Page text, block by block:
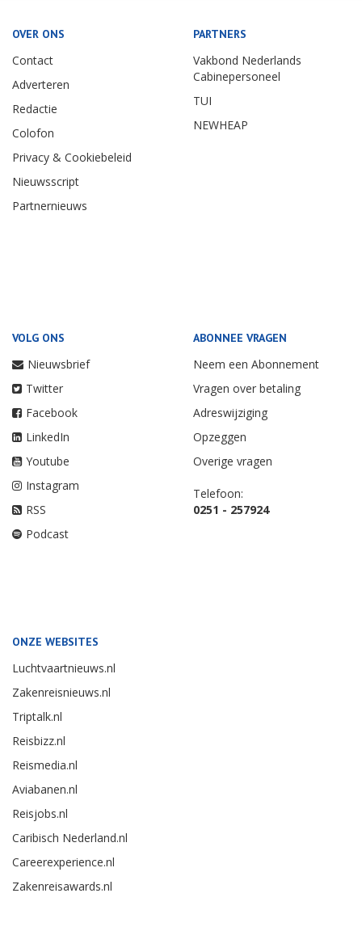
OVER ONS
Contact
Adverteren
Redactie
Colofon
Privacy & Cookiebeleid
Nieuwsscript
Partnernieuws
PARTNERS
Vakbond Nederlands
Cabinepersoneel
TUI
NEWHEAP
VOLG ONS
Nieuwsbrief
Twitter
Facebook
LinkedIn
Youtube
Instagram
RSS
Podcast
ABONNEE VRAGEN
Neem een Abonnement
Vragen over betaling
Adreswijziging
Opzeggen
Overige vragen
Telefoon:
0251 - 257924
ONZE WEBSITES
Luchtvaartnieuws.nl
Zakenreisnieuws.nl
Triptalk.nl
Reisbizz.nl
Reismedia.nl
Aviabanen.nl
Reisjobs.nl
Caribisch Nederland.nl
Careerexperience.nl
Zakenreisawards.nl